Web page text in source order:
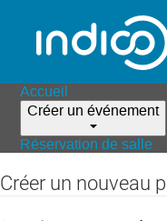
Accueil
Créer un événement
Réservation de salle
Créer un nouveau